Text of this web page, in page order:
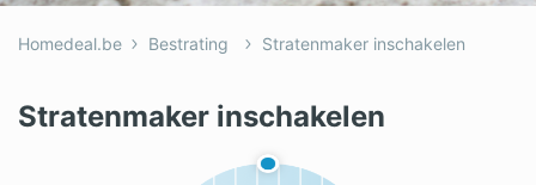
Hovenier
Isolatie
Loodgieter
Homedeal.be Bestrating Stratenmaker inschakelen
Stratenmaker inschakelen